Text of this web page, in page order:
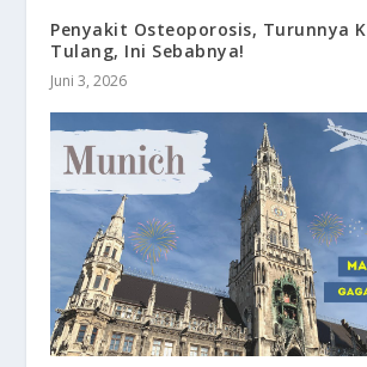
Penyakit Osteoporosis, Turunnya
Tulang, Ini Sebabnya!
Juni 3, 2026